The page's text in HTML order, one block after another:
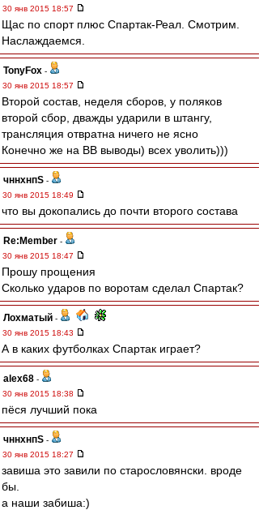
30 янв 2015 18:57
Щас по спорт плюс Спартак-Реал. Смотрим.
Наслаждаемся.
TonyFox -
30 янв 2015 18:57
Второй состав, неделя сборов, у поляков
второй сбор, дважды ударили в штангу,
трансляция отвратна ничего не ясно
Конечно же на ВВ выводы) всех уволить)))
чннхнпS -
30 янв 2015 18:49
что вы докопались до почти второго состава
Re:Member -
30 янв 2015 18:47
Прошу прощения
Сколько ударов по воротам сделал Спартак?
Лохматый -
30 янв 2015 18:43
А в каких футболках Спартак играет?
alex68 -
30 янв 2015 18:38
пёся лучший пока
чннхнпS -
30 янв 2015 18:27
завиша это завили по старословянски. вроде
бы.
а наши забиша:)